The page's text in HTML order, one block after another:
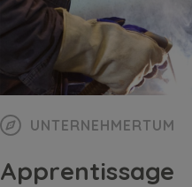
UNTERNEHMERTUM
Apprentissage